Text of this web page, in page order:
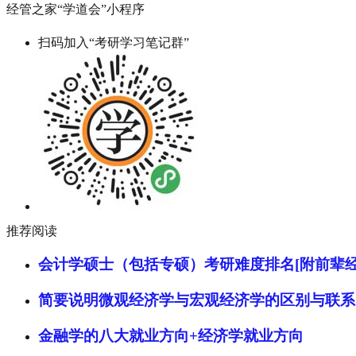
经管之家“学道会”小程序
扫码加入“考研学习笔记群”
推荐阅读
会计学硕士（包括专硕）考研难度排名[附前辈
简要说明微观经济学与宏观经济学的区别与联系
金融学的八大就业方向+经济学就业方向